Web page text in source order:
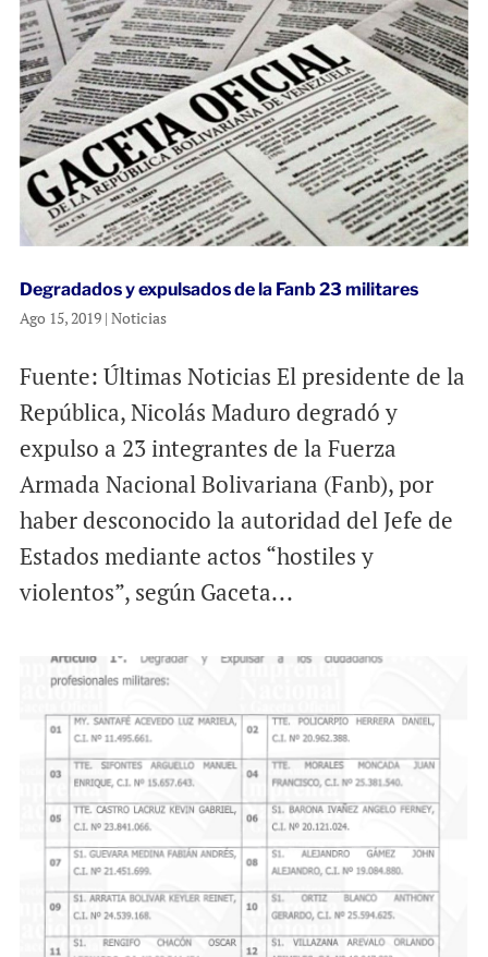
Degradados y expulsados de la Fanb 23 militares
Ago 15, 2019| Noticias
Fuente: Últimas Noticias El presidente de la
República, Nicolás Maduro degradó y
expulso a 23 integrantes de la Fuerza
Armada Nacional Bolivariana (Fanb), por
haber desconocido la autoridad del Jefe de
Estados mediante actos “hostiles y
violentos”, según Gaceta...